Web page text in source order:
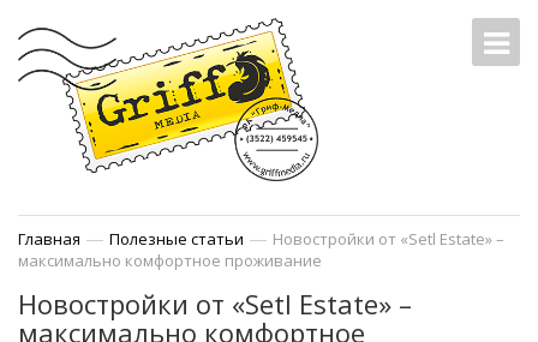
Главная — Полезные статьи — Новостройки от «Setl Estate» –
максимально комфортное проживание
Новостройки от «Setl Estate» –
максимально комфортное